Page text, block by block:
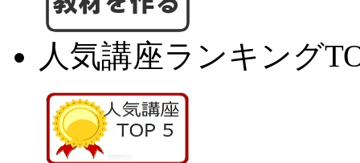
人気講座ランキング